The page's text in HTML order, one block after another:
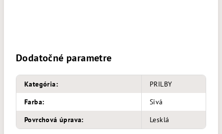
Dodatočné parametre
Kategória:
PRILBY
Farba:
Sivá
Povrchová úprava: Lesklá